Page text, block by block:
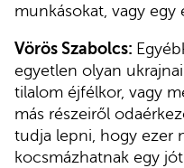
munkásokat, vagy egy
Vörös Szabolcs:
egyetlen olyan
tilalom éjfélkor, vagy
más részeiről
tudja lepni, hogy ezer
kocsmázhatnak egy jót.